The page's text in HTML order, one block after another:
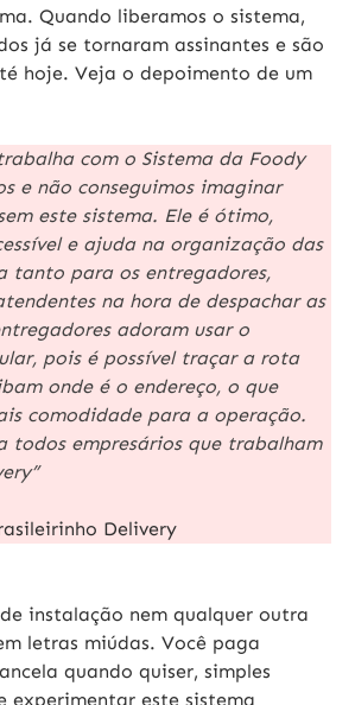
Quando liberamos o sistema,
já se tornaram assinantes e são
hoje. Veja o depoimento de um
com o Sistema da Foody
e não conseguimos imaginar
este sistema. Ele é ótimo,
e ajuda na organização das
tanto para os entregadores,
na hora de despachar as
adoram usar o
pois é possível traçar a rota
onde é o endereço, o que
comodidade para a operação.
todos empresários que trabalham
Delivery
instalação nem qualquer outra
letras miúdas. Você paga
quando quiser, simples
experimentar este sistema